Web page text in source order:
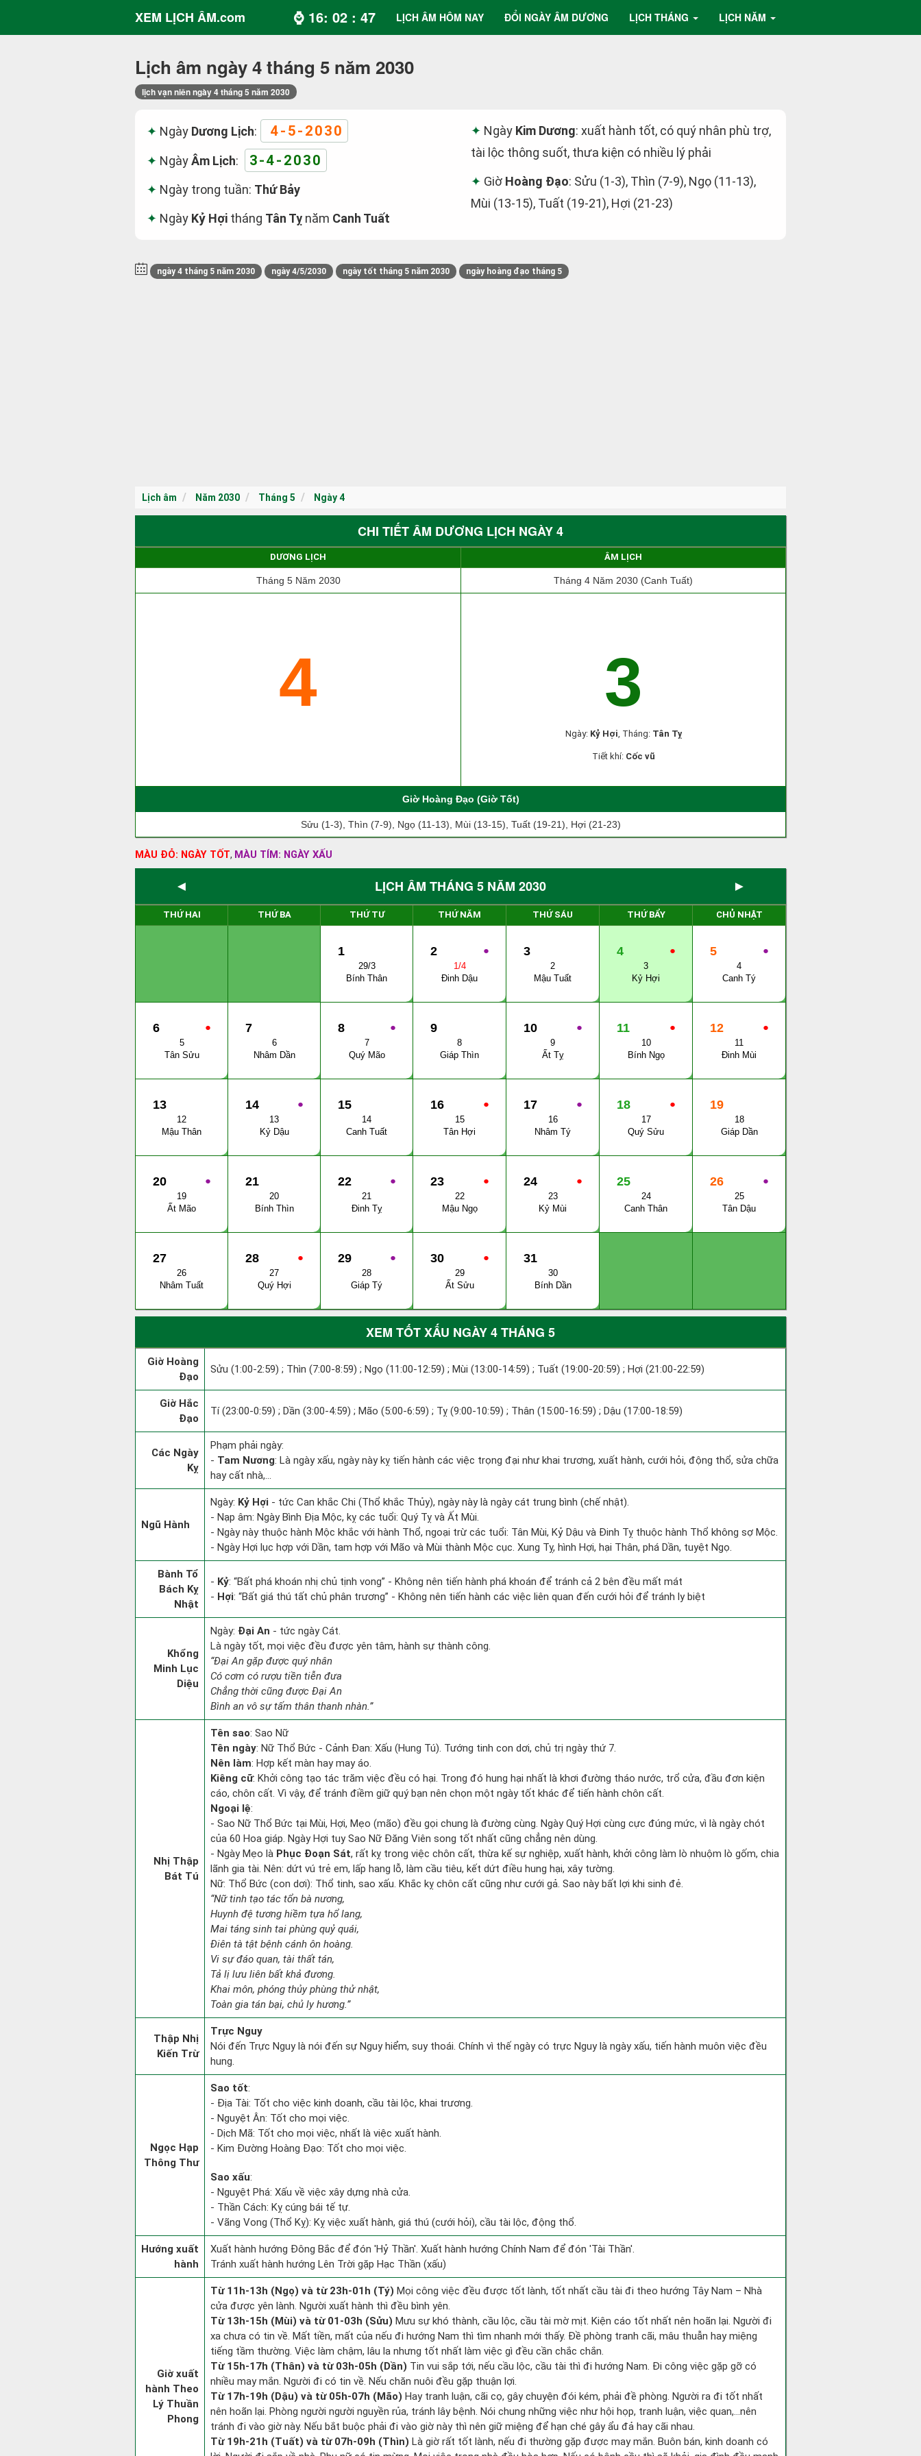
XEM LỊCH ÂM.com ⌚ 16: 02 : 48 LỊCH ÂM HÔM NAY ĐỔI NGÀY ÂM DƯƠNG LỊCH THÁNG LỊCH NĂM
Lịch âm ngày 4 tháng 5 năm 2030
lịch vạn niên ngày 4 tháng 5 năm 2030
Ngày Dương Lịch: 4-5-2030
NgàyÂm Lịch: 3-4-2030
Ngày trong tuần: Thứ Bảy
Ngày Kỷ Hợi tháng Tân Tỵ năm Canh Tuất
Ngày Kim Dương: xuất hành tốt, có quý nhân phù trợ,
tài lộc thông suốt, thưa kiện có nhiều lý phải
Giờ Hoàng Đạo: Sửu (1-3), Thìn (7-9), Ngọ (11-13),
Mùi (13-15), Tuất (19-21), Hợi (21-23)
ngày 4 tháng 5 năm 2030 ngày 4/5/2030 ngày tốt tháng 5 năm 2030 ngày hoàng đạo tháng 5
Lịch âm Năm 2030 Tháng 5 Ngày 4
CHI TIẾT ÂM DƯƠNG LỊCH NGÀY 4
DƯƠNG LỊCH ÂM LỊCH
Tháng 5 Năm 2030 Tháng 4 Năm 2030 (Canh Tuất)
4 3
Ngày: Kỷ Hợi, Tháng: Tân Tỵ
Tiết khí: Cốc vũ
Giờ Hoàng Đạo (Giờ Tốt)
Sửu (1-3), Thìn (7-9), Ngọ (11-13), Mùi (13-15), Tuất (19-21), Hợi (21-23)
MÀU ĐỎ: NGÀY TỐT, MÀU TÍM: NGÀY XẤU
◄ LỊCH ÂM THÁNG 5 NĂM 2030 ►
THỨ HAI THỨ BA THỨ TƯ THỨ NĂM THỨ SÁU THỨ BẨY CHỦ NHẬT
1
29/3
Bính Thân
●
2
1/4
Đinh Dậu
3
2
Mậu Tuất
●
4
3
Kỷ Hợi
●
5
4
Canh Tý
●
6
5
Tân Sửu
7
6
Nhâm Dần
●
8
7
Quý Mão
9
8
Giáp Thìn
●
10
9
Ất Tỵ
●
11
10
Bính Ngọ
●
12
11
Đinh Mùi
13
12
Mậu Thân
●
14
13
Kỷ Dậu
15
14
Canh Tuất
●
16
15
Tân Hợi
●
17
16
Nhâm Tý
●
18
17
Quý Sửu
19
18
Giáp Dần
●
20
19
Ất Mão
21
20
Bính Thìn
●
22
21
Đinh Tỵ
●
23
22
Mậu Ngọ
●
24
23
Kỷ Mùi
25
24
Canh Thân
●
26
25
Tân Dậu
27
26
Nhâm Tuất
●
28
27
Quý Hợi
●
29
28
Giáp Tý
●
30
29
Ất Sửu
31
30
Bính Dần
XEM TỐT XẤU NGÀY 4 THÁNG 5
Giờ Hoàng
Đạo
Sửu (1:00-2:59) ; Thìn (7:00-8:59) ; Ngọ (11:00-12:59) ; Mùi (13:00-14:59) ; Tuất (19:00-20:59) ; Hợi (21:00-22:59)
Giờ Hắc
Đạo
Tí (23:00-0:59) ; Dần (3:00-4:59) ; Mão (5:00-6:59) ; Tỵ (9:00-10:59) ; Thân (15:00-16:59) ; Dậu (17:00-18:59)
Các Ngày
Kỵ
Phạm phải ngày:
- Tam Nương: Là ngày xấu, ngày này kỵ tiến hành các việc trọng đại như khai trương, xuất hành, cưới hỏi, động thổ, sửa chữa
hay cất nhà,...
Ngũ Hành
Ngày: Kỷ Hợi - tức Can khắc Chi (Thổ khắc Thủy), ngày này là ngày cát trung bình (chế nhật).
- Nạp âm: Ngày Bình Địa Mộc, kỵ các tuổi: Quý Tỵ và Ất Mùi.
- Ngày này thuộc hành Mộc khắc với hành Thổ, ngoại trừ các tuổi: Tân Mùi, Kỷ Dậu và Đinh Tỵ thuộc hành Thổ không sợ Mộc.
- Ngày Hợi lục hợp với Dần, tam hợp với Mão và Mùi thành Mộc cục. Xung Tỵ, hình Hợi, hại Thân, phá Dần, tuyệt Ngọ.
Bành Tổ
Bách Kỵ
Nhật
- Kỷ: “Bất phá khoán nhị chủ tịnh vong” - Không nên tiến hành phá khoán để tránh cả 2 bên đều mất mát
- Hợi: “Bất giá thú tất chủ phân trương” - Không nên tiến hành các việc liên quan đến cưới hỏi để tránh ly biệt
Khổng
Minh Lục
Diệu
Ngày: Đại An - tức ngày Cát.
Là ngày tốt, mọi việc đều được yên tâm, hành sự thành công.
“Đại An gặp được quý nhân
Có cơm có rượu tiền tiễn đưa
Chẳng thời cũng được Đại An
Bình an vô sự tấm thân thanh nhàn.”
Nhị Thập
Bát Tú
Tên sao: Sao Nữ
Tên ngày: Nữ Thổ Bức - Cảnh Đan: Xấu (Hung Tú). Tướng tinh con dơi, chủ trị ngày thứ 7.
Nên làm: Hợp kết màn hay may áo.
Kiêng cữ: Khởi công tạo tác trăm việc đều có hại. Trong đó hung hại nhất là khơi đường tháo nước, trổ cửa, đầu đơn kiện
cáo, chôn cất. Vì vậy, để tránh điềm giữ quý bạn nên chọn một ngày tốt khác để tiến hành chôn cất.
Ngoại lệ:
- Sao Nữ Thổ Bức tại Mùi, Hợi, Mẹo (mão) đều gọi chung là đường cùng. Ngày Quý Hợi cùng cực đúng mức, vì là ngày chót
của 60 Hoa giáp. Ngày Hợi tuy Sao Nữ Đăng Viên song tốt nhất cũng chẳng nên dùng.
- Ngày Mẹo là Phục Đoạn Sát, rất kỵ trong việc chôn cất, thừa kế sự nghiệp, xuất hành, khởi công làm lò nhuộm lò gốm, chia
lãnh gia tài. Nên: dứt vú trẻ em, lấp hang lỗ, làm cầu tiêu, kết dứt điều hung hại, xây tường.
Nữ: Thổ Bức (con dơi): Thổ tinh, sao xấu. Khắc kỵ chôn cất cũng như cưới gả. Sao này bất lợi khi sinh đẻ.
“Nữ tinh tạo tác tổn bà nương,
Huynh đệ tương hiềm tựa hổ lang,
Mai táng sinh tai phùng quỷ quái,
Điên tà tật bệnh cánh ôn hoàng.
Vi sự đáo quan, tài thất tán,
Tả lị lưu liên bất khả đương.
Khai môn, phóng thủy phùng thử nhật,
Toàn gia tán bại, chủ ly hương.”
Thập Nhị
Kiến Trừ
Trực Nguy
Nói đến Trực Nguy là nói đến sự Nguy hiểm, suy thoái. Chính vì thế ngày có trực Nguy là ngày xấu, tiến hành muôn việc đều
hung.
Ngọc Hạp
Thông Thư
Sao tốt:
- Địa Tài: Tốt cho việc kinh doanh, cầu tài lộc, khai trương.
- Nguyệt Ân: Tốt cho mọi việc.
- Dịch Mã: Tốt cho mọi việc, nhất là việc xuất hành.
- Kim Đường Hoàng Đạo: Tốt cho mọi việc.
Sao xấu:
- Nguyệt Phá: Xấu về việc xây dựng nhà cửa.
- Thần Cách: Kỵ cúng bái tế tự.
- Vãng Vong (Thổ Kỵ): Kỵ việc xuất hành, giá thú (cưới hỏi), cầu tài lộc, động thổ.
Hướng xuất
hành
Xuất hành hướng Đông Bắc để đón 'Hỷ Thần'. Xuất hành hướng Chính Nam để đón 'Tài Thần'.
Tránh xuất hành hướng Lên Trời gặp Hạc Thần (xấu)
Giờ xuất
hành Theo
Lý Thuần
Phong
Từ 11h-13h (Ngọ) và từ 23h-01h (Tý) Mọi công việc đều được tốt lành, tốt nhất cầu tài đi theo hướng Tây Nam – Nhà
cửa được yên lành. Người xuất hành thì đều bình yên.
Từ 13h-15h (Mùi) và từ 01-03h (Sửu) Mưu sự khó thành, cầu lộc, cầu tài mờ mịt. Kiện cáo tốt nhất nên hoãn lại. Người đi
xa chưa có tin về. Mất tiền, mất của nếu đi hướng Nam thì tìm nhanh mới thấy. Đề phòng tranh cãi, mâu thuẫn hay miệng
tiếng tầm thường. Việc làm chậm, lâu la nhưng tốt nhất làm việc gì đều cần chắc chắn.
Từ 15h-17h (Thân) và từ 03h-05h (Dần) Tin vui sắp tới, nếu cầu lộc, cầu tài thì đi hướng Nam. Đi công việc gặp gỡ có
nhiều may mắn. Người đi có tin về. Nếu chăn nuôi đều gặp thuận lợi.
Từ 17h-19h (Dậu) và từ 05h-07h (Mão) Hay tranh luận, cãi cọ, gây chuyện đói kém, phải đề phòng. Người ra đi tốt nhất
nên hoãn lại. Phòng người người nguyền rủa, tránh lây bệnh. Nói chung những việc như hội họp, tranh luận, việc quan,…nên
tránh đi vào giờ này. Nếu bắt buộc phải đi vào giờ này thì nên giữ miệng để hạn ché gây ẩu đả hay cãi nhau.
Từ 19h-21h (Tuất) và từ 07h-09h (Thìn) Là giờ rất tốt lành, nếu đi thường gặp được may mắn. Buôn bán, kinh doanh có